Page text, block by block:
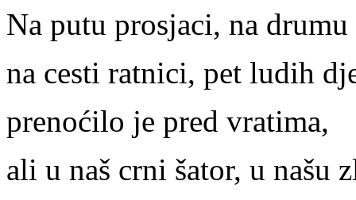
Na putu prosjaci, na
na cesti ratnici, pet ludih
prenoćilo je pred vratima,
ali u naš crni šator, u našu